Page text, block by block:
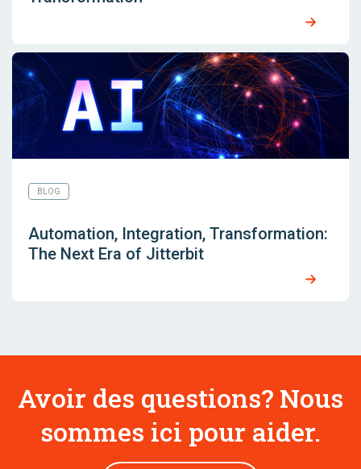
BLOG
Automation, Integration, Transformation:
The Next Era of Jitterbit
Avoir des questions? Nous
sommes ici pour aider.